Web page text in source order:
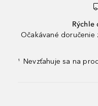
Rýchle
Očakávané doručenie
¹ Nevzťahuje sa na